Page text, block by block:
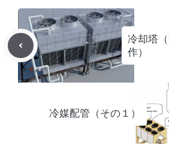
冷却塔
作）
冷媒配管（その１）